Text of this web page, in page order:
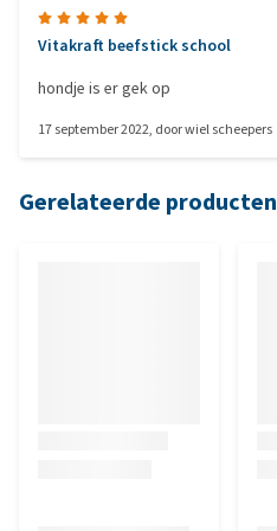
Vitakraft beefstick school
hondje is er gek op
17 september 2022, doorwiel scheepers
Gerelateerde producten